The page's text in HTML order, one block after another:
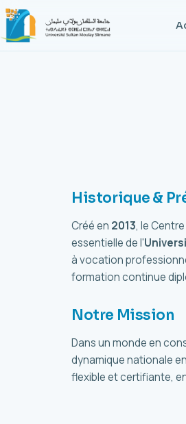
Historique &
Créé en 2013, le
essentielle de l'
à vocation
formation continue
Notre Mission
Dans un monde en
dynamique nationale
flexible et certifiante,